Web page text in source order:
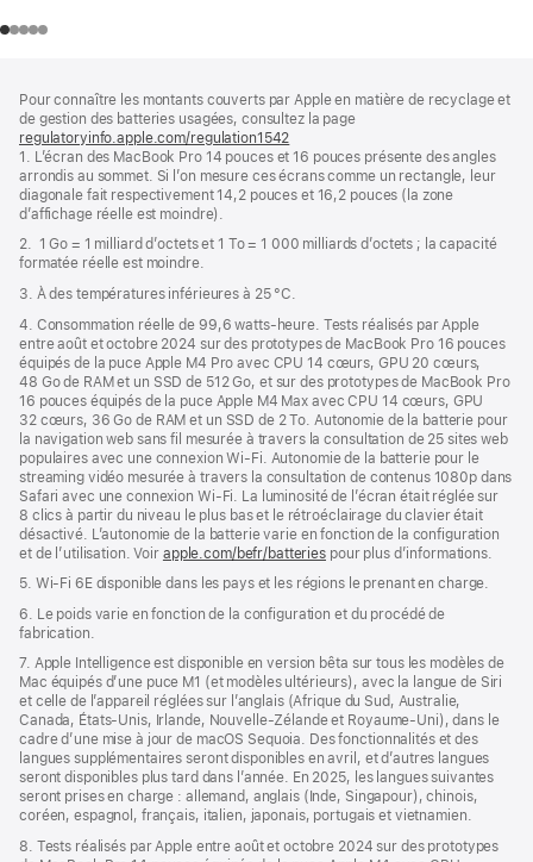
de
page
de
bas
de
page
Pour connaître les montants couverts par Apple en matière de recyclage et
de gestion des batteries usagées, consultez la page
regulatoryinfo.apple.com/regulation1542
dans
une
nouvelle
1. L’écran des MacBook Pro 14 pouces et 16 pouces présente des angles
arrondis au sommet. Si l’on mesure ces écrans comme un rectangle, leur
diagonale fait respectivement 14,2 pouces et 16,2 pouces (la zone
d’affichage réelle est moindre).
2. 1 Go = 1 milliard d’octets et 1 To = 1 000 milliards d’octets ; la capacité
formatée réelle est moindre.
3. À des températures inférieures à 25 °C.
4. Consommation réelle de 99,6 watts‑heure. Tests réalisés par Apple
entre août et octobre 2024 sur des prototypes de MacBook Pro 16 pouces
équipés de la puce Apple M4 Pro avec CPU 14 cœurs, GPU 20 cœurs,
48 Go de RAM et un SSD de 512 Go, et sur des prototypes de MacBook Pro
16 pouces équipés de la puce Apple M4 Max avec CPU 14 cœurs, GPU
32 cœurs, 36 Go de RAM et un SSD de 2 To. Autonomie de la batterie pour
la navigation web sans fil mesurée à travers la consultation de 25 sites web
populaires avec une connexion Wi-Fi. Autonomie de la batterie pour le
streaming vidéo mesurée à travers la consultation de contenus 1080p dans
Safari avec une connexion Wi-Fi. La luminosité de l’écran était réglée sur
8 clics à partir du niveau le plus bas et le rétroéclairage du clavier était
désactivé. L’autonomie de la batterie varie en fonction de la configuration
et de l’utilisation. Voir apple.com/befr/batteries pour plus d’informations.
5. Wi-Fi 6E disponible dans les pays et les régions le prenant en charge.
6. Le poids varie en fonction de la configuration et du procédé de
fabrication.
7. Apple Intelligence est disponible en version bêta sur tous les modèles de
Mac équipés d’une puce M1 (et modèles ultérieurs), avec la langue de Siri
et celle de l’appareil réglées sur l’anglais (Afrique du Sud, Australie,
Canada, États-Unis, Irlande, Nouvelle-Zélande et Royaume-Uni), dans le
cadre d’une mise à jour de macOS Sequoia. Des fonctionnalités et des
langues supplémentaires seront disponibles en avril, et d’autres langues
seront disponibles plus tard dans l’année. En 2025, les langues suivantes
seront prises en charge : allemand, anglais (Inde, Singapour), chinois,
coréen, espagnol, français, italien, japonais, portugais et vietnamien.
8. Tests réalisés par Apple entre août et octobre 2024 sur des prototypes